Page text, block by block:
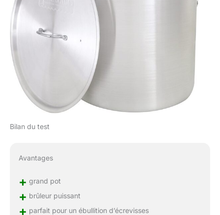
Bilan du test
Avantages
+ grand pot
+ brûleur puissant
+ parfait pour un ébullition d’écrevisses